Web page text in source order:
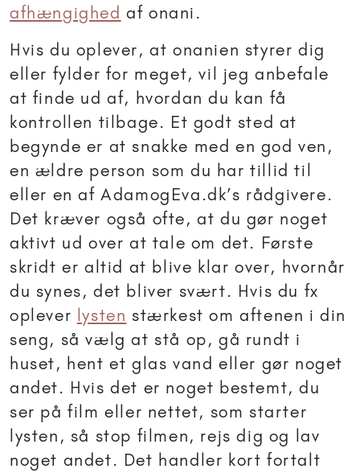
afhængighed af onani.
Hvis du oplever, at onanien styrer dig
eller fylder for meget, vil jeg anbefale
at finde ud af, hvordan du kan få
kontrollen tilbage. Et godt sted at
begynde er at snakke med en god ven,
en ældre person som du har tillid til
eller en af AdamogEva.dk’s rådgivere.
Det kræver også ofte, at du gør noget
aktivt ud over at tale om det. Første
skridt er altid at blive klar over, hvornår
du synes, det bliver svært. Hvis du fx
oplever lysten stærkest om aftenen i din
seng, så vælg at stå op, gå rundt i
huset, hent et glas vand eller gør noget
andet. Hvis det er noget bestemt, du
ser på film eller nettet, som starter
lysten, så stop filmen, rejs dig og lav
noget andet. Det handler kort fortalt